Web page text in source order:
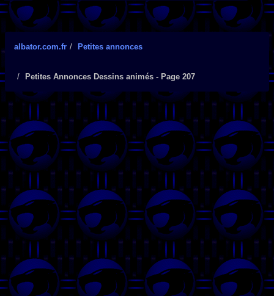
albator.com.fr Petites annonces
Petites Annonces Dessins animés - Page 207